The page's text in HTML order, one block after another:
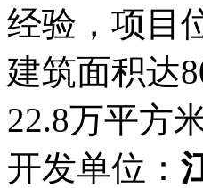
经验，项目
建筑面积达
22.8万平方
开发单位：